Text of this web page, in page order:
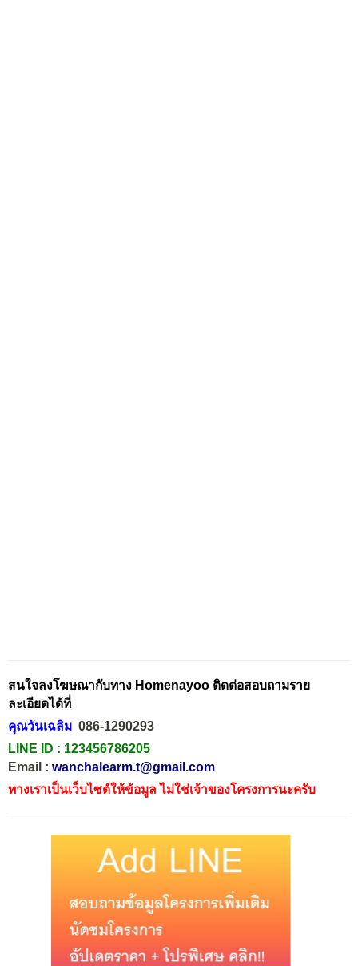
สนใจลงโฆษณากับทาง Homenayoo ติดต่อสอบถามราย
ละเอียดได้ที่
คุณวันเฉลิม 086-1290293
LINE ID : 123456786205
Email : wanchalearm.t@gmail.com
ทางเราเป็นเว็บไซต์ให้ข้อมูล ไม่ใช่เจ้าของโครงการนะครับ